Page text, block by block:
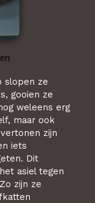
slopen ze
gooien ze
weleens erg
maar ook
zijn
iets
Dit
asiel tegen
zijn ze